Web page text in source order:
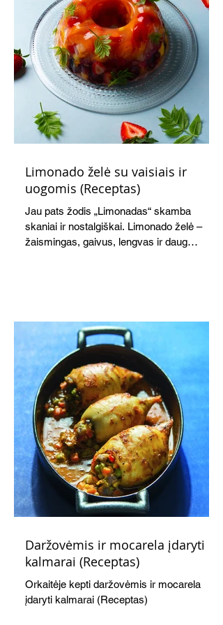
Limonado želė su vaisiais ir
uogomis (Receptas)
Jau pats žodis „Limonadas“ skamba
skaniai ir nostalgiškai. Limonado želė –
žaismingas, gaivus, lengvas ir daug
Daržovėmis ir mocarela įdaryti
kalmarai (Receptas)
Orkaitėje kepti daržovėmis ir mocarela
įdaryti kalmarai (Receptas)